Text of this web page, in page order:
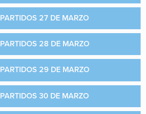
PARTIDOS 27 DE MARZO
PARTIDOS 28 DE MARZO
PARTIDOS 29 DE MARZO
PARTIDOS 30 DE MARZO